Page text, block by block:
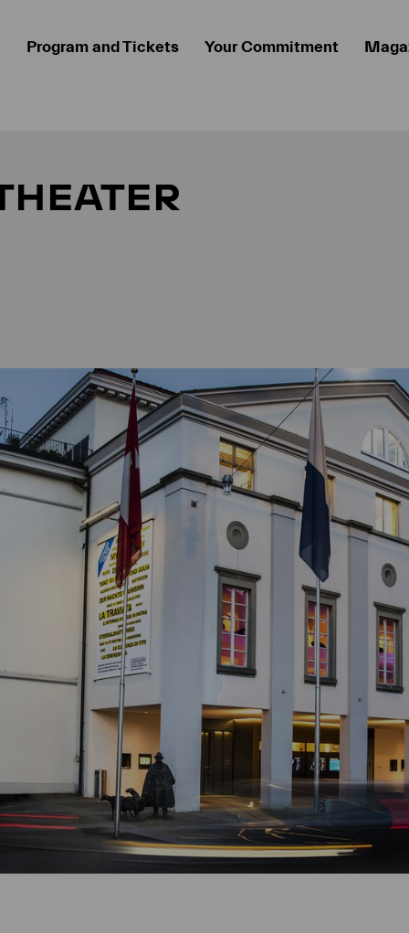
Program and Tickets Your Commitment